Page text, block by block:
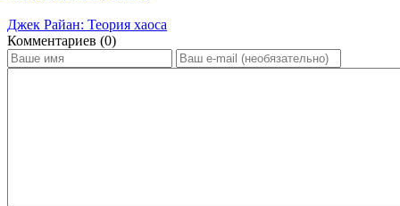
Джек Райан: Теория хаоса
Ком­мен­та­ри­ев (0)